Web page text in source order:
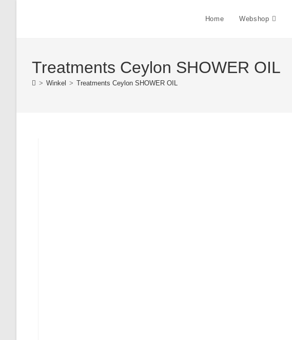
Home Webshop
Treatments Ceylon SHOWER OIL
> Winkel > Treatments Ceylon SHOWER OIL